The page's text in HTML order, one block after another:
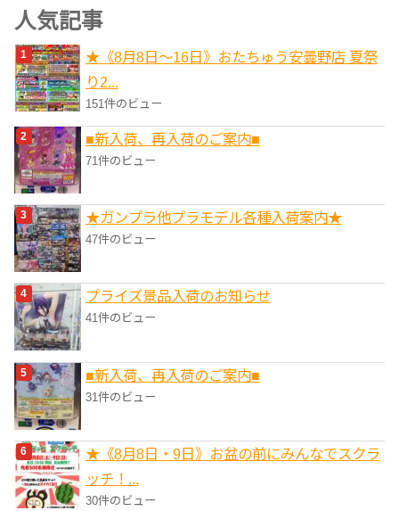
ゴ
リ
ー
人気記事
★《8月8日～16日》おたちゅう安曇野店 夏祭
り2...
151件のビュー
■新入荷、再入荷のご案内■
71件のビュー
★ガンプラ他プラモデル各種入荷案内★
47件のビュー
プライズ景品入荷のお知らせ
41件のビュー
■新入荷、再入荷のご案内■
31件のビュー
★《8月8日・9日》お盆の前にみんなでスクラ
ッチ！...
30件のビュー